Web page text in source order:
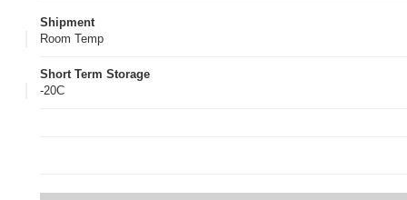
Shipment
Room Temp
Short Term Storage
-20C